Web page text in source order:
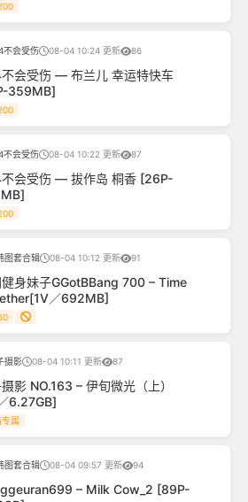
不会受伤 08-04 10:24 更新 86
会受伤 — 布兰儿 幸运特快车
359MB]
不会受伤 08-04 10:22 更新 87
会受伤 — 拔作岛 桐香 [26P-
图套合辑 08-04 10:12 更新 91
身妹子GGotBBang 700 – Time
／692MB]
摄影 08-04 10:11 更新 87
影 NO.163 – 伊旬微光（上）
6.27GB]
属
图套合辑 08-04 09:57 更新 94
– Milk Cow_2 [89P-